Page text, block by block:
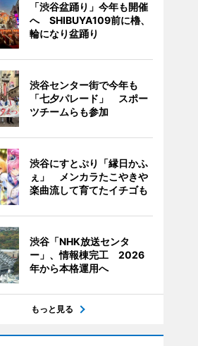
「渋谷盆踊り」今年も開催
へ SHIBUYA109前に櫓、
輪になり盆踊り
渋谷センター街で今年も
「七夕パレード」 スポー
ツチームらも参加
渋谷にすとぷり「縁日かふ
ぇ」 メンカラたこやきや
楽曲流して育てたイチゴも
渋谷「NHK放送センタ
ー」、情報棟完工 2026
年から本格運用へ
もっと見る